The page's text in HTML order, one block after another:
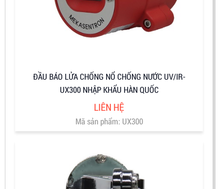
ĐẦU BÁO LỬA CHỐNG NỔ CHỐNG NƯỚC UV/IR-
UX300 NHẬP KHẨU HÀN QUỐC
LIÊN HỆ
Mã sản phẩm: UX300